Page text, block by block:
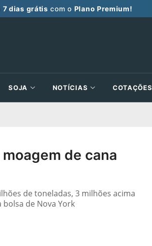
7 dias grátis com o Plano Premium!
SOJA NOTÍCIAS COTAÇÕES
de cana
de toneladas, 3 milhões acima
de Nova York